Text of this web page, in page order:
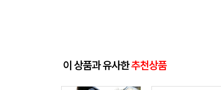
이 상품과 유사한추천상품